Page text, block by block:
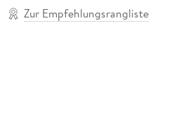
Zur Empfehlungsrangliste